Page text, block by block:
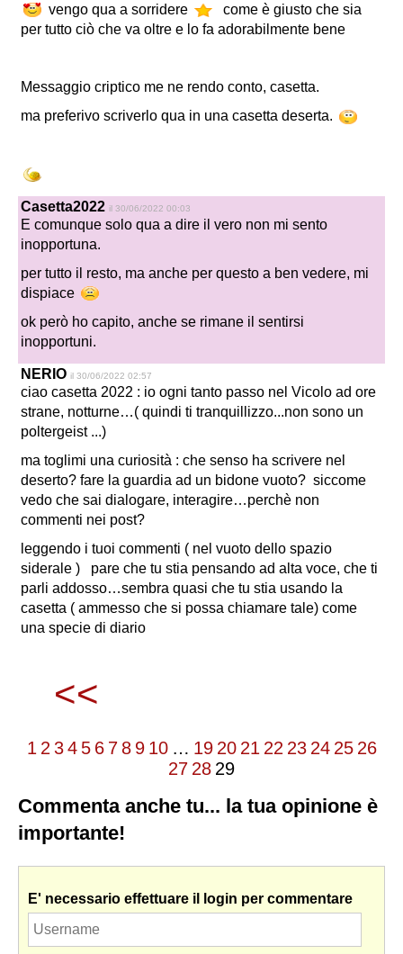
vengo qua a sorridere
come è giusto che sia
per tutto ciò che va oltre e lo fa adorabilmente bene
Messaggio criptico me ne rendo conto, casetta.
ma preferivo scriverlo qua in una casetta deserta.
Casetta2022 il 30/06/2022 00:03
E comunque solo qua a dire il vero non mi sento
inopportuna.
per tutto il resto, ma anche per questo a ben vedere, mi
dispiace
ok però ho capito, anche se rimane il sentirsi
inopportuni.
NERIO il 30/06/2022 02:57
ciao casetta 2022 : io ogni tanto passo nel Vicolo ad ore
strane, notturne…( quindi ti tranquillizzo...non sono un
poltergeist ...)
ma toglimi una curiosità : che senso ha scrivere nel
deserto? fare la guardia ad un bidone vuoto? siccome
vedo che sai dialogare, interagire…perchè non
commenti nei post?
leggendo i tuoi commenti ( nel vuoto dello spazio
siderale ) pare che tu stia pensando ad alta voce, che ti
parli addosso…sembra quasi che tu stia usando la
casetta ( ammesso che si possa chiamare tale) come
una specie di diario
<<
1 2 3 4 5 6 7 8 9 10 … 19 20 21 22 23 24 25 26
27 28 29
Commenta anche tu... la tua opinione è
importante!
E' necessario effettuare il login per commentare